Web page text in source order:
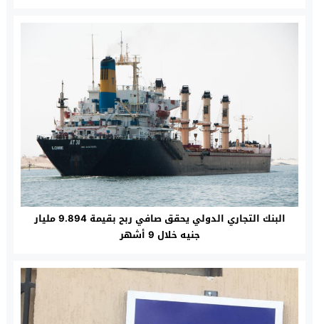
البنك التجاري الدولي يحقق صافي ربح بقيمة 9.894 مليار
جنيه خلال 9 أشهر